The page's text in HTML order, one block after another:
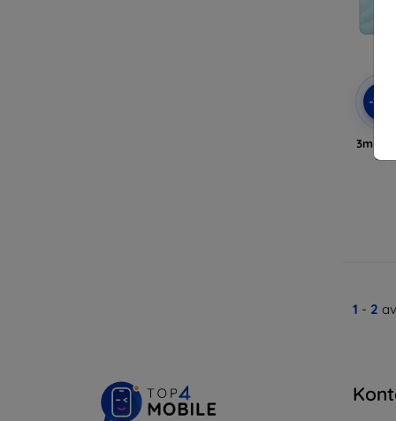
-10%
3mk
1 - 2